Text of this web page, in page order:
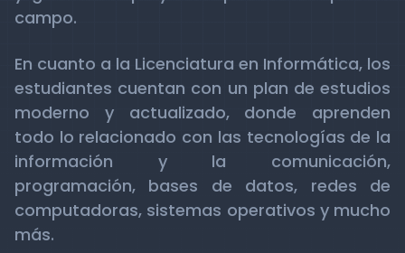
campo.
En cuanto a la Licenciatura en Informática, los
estudiantes cuentan con un plan de estudios
moderno y actualizado, donde aprenden
todo lo relacionado con las tecnologías de la
información y la comunicación,
programación, bases de datos, redes de
computadoras, sistemas operativos y mucho
más.